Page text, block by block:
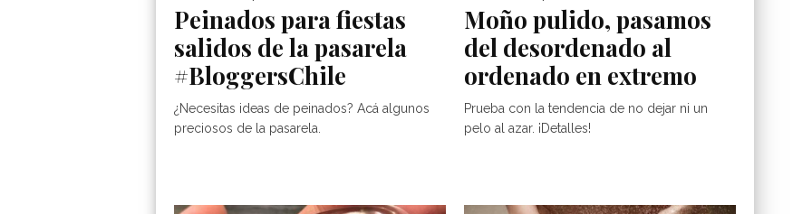
Peinados para fiestas
salidos de la pasarela
#BloggersChile
¿Necesitas ideas de peinados? Acá algunos
preciosos de la pasarela.
Moño pulido, pasamos
del desordenado al
ordenado en extremo
Prueba con la tendencia de no dejar ni un
pelo al azar. ¡Detalles!